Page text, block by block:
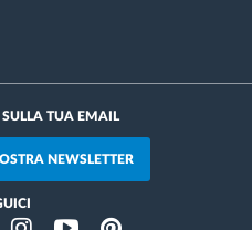
SULLA TUA EMAIL
NEWSLETTER